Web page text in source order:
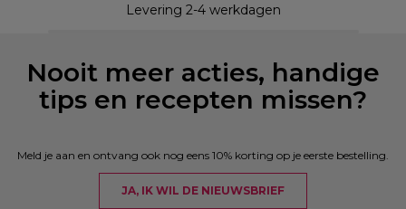
Levering 2-4 werkdagen
Nooit meer acties, handige
tips en recepten missen?
Meld je aan en ontvang ook nog eens 10% korting op je eerste bestelling.
JA, IK WIL DE NIEUWSBRIEF